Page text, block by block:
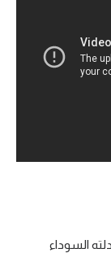
السوداء